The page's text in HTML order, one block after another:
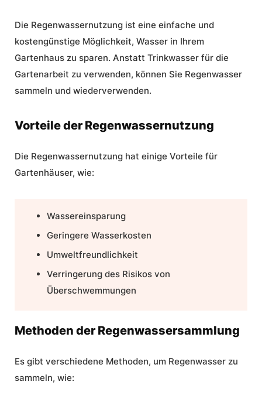
Die Regenwassernutzung ist eine einfache und
kostengünstige Möglichkeit, Wasser in Ihrem
Gartenhaus zu sparen. Anstatt Trinkwasser für die
Gartenarbeit zu verwenden, können Sie Regenwasser
sammeln und wiederverwenden.
Vorteile der Regenwassernutzung
Die Regenwassernutzung hat einige Vorteile für
Gartenhäuser, wie:
Wassereinsparung
Geringere Wasserkosten
Umweltfreundlichkeit
Verringerung des Risikos von
Überschwemmungen
Methoden der Regenwassersammlung
Es gibt verschiedene Methoden, um Regenwasser zu
sammeln, wie: